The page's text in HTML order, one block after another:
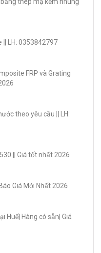
thép mạ kẽm nhúng
|| LH: 0353842797
FRP và Grating
theo yêu cầu || LH:
|| Giá tốt nhất 2026
Giá Mới Nhất 2026
Huế| Hàng có sẵn| Giá